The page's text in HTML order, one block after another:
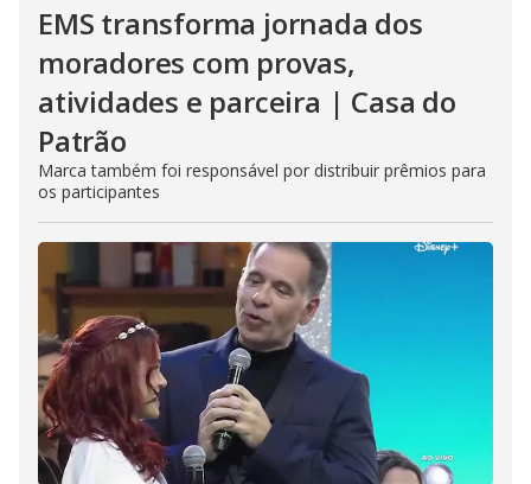
EMS transforma jornada dos
moradores com provas,
atividades e parceira | Casa do
Patrão
Marca também foi responsável por distribuir prêmios para
os participantes